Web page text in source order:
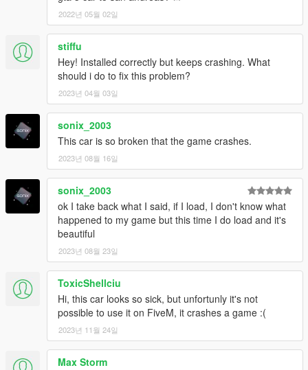
2022년 05월 02일
stiffu
Hey! Installed correctly but keeps crashing. What
should i do to fix this problem?
2023년 04월 03일
sonix_2003
This car is so broken that the game crashes.
2023년 08월 16일
sonix_2003
ok I take back what I said, if I load, I don't know what
happened to my game but this time I do load and it's
beautiful
2023년 08월 23일
ToxicShellciu
Hi, this car looks so sick, but unfortunly it's not
possible to use it on FiveM, it crashes a game :(
2023년 11월 24일
Max Storm